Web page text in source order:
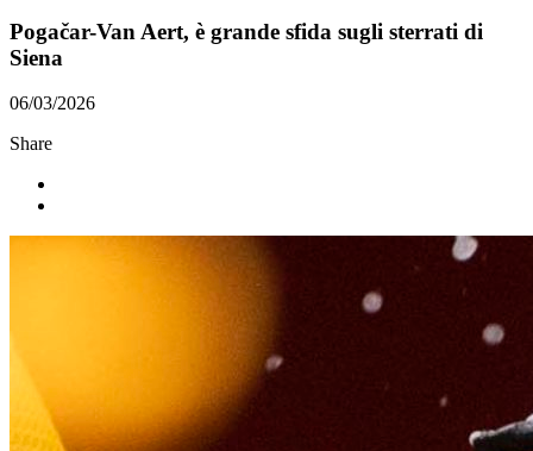
Pogačar-Van Aert, è grande sfida sugli sterrati di
Siena
06/03/2026
Share